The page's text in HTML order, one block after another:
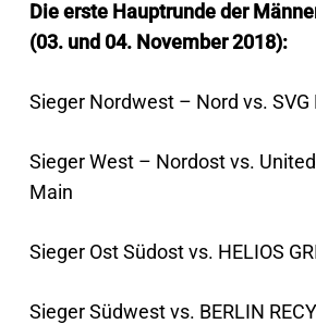
Die erste Hauptrunde der
(03. und 04. November 2018):
Sieger Nordwest – Nord vs. SVG
Sieger West – Nordost vs.
Main
Sieger Ost Südost vs. HELIOS
Sieger Südwest vs. BERLIN